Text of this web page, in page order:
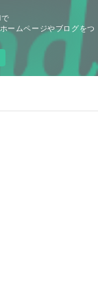
ームページやブログをつ